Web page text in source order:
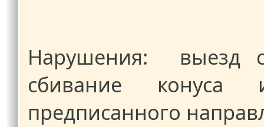
Нарушения: выезд
сбивание
предписанного